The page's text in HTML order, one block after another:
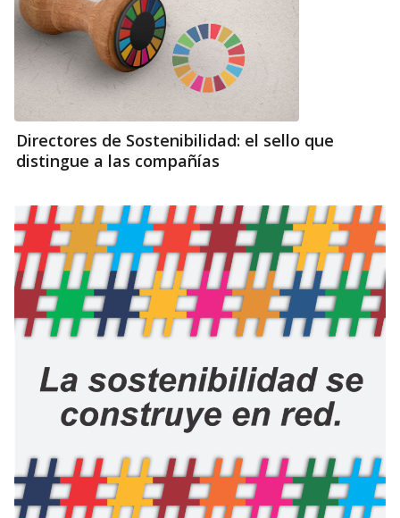
Directores de Sostenibilidad: el sello que
distingue a las compañías